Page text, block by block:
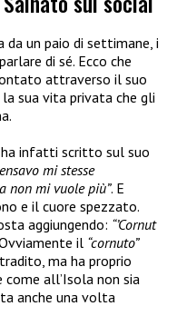
da un paio di settimane, i
di sé. Ecco che
attraverso il suo
sua vita privata che gli
ha infatti scritto sul suo
mi stesse
non mi vuole più”. E
e il cuore spezzato.
aggiungendo: “’Cornut
il “cornuto”
ma ha proprio
all’Isola non sia
anche una volta